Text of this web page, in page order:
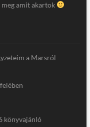
amit akartok
a Marsról
könyvajánló